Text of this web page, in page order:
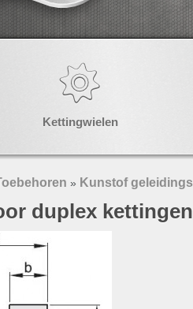
Kettingwielen
» Kunstof
duplex kettingen